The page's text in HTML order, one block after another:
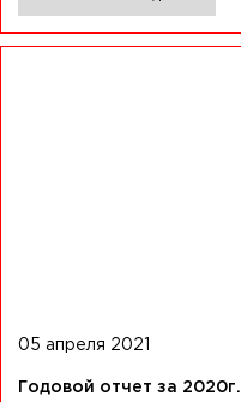
05 апреля 2021
Годовой отчет за 2020г.